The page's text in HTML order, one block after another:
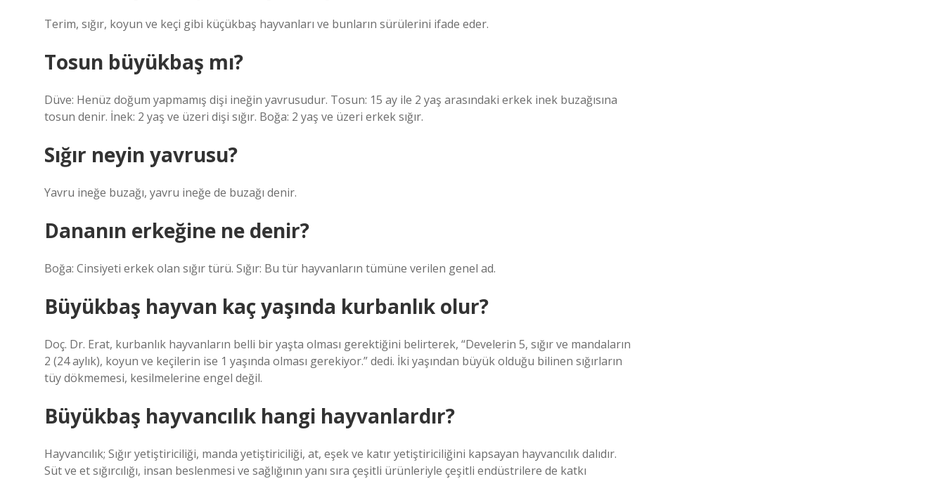
Terim, sığır, koyun ve keçi gibi küçükbaş hayvanları ve bunların sürülerini ifade eder.
Tosun büyükbaş mı?
Düve: Henüz doğum yapmamış dişi ineğin yavrusudur. Tosun: 15 ay ile 2 yaş arasındaki erkek inek buzağısına
tosun denir. İnek: 2 yaş ve üzeri dişi sığır. Boğa: 2 yaş ve üzeri erkek sığır.
Sığır neyin yavrusu?
Yavru ineğe buzağı, yavru ineğe de buzağı denir.
Dananın erkeğine ne denir?
Boğa: Cinsiyeti erkek olan sığır türü. Sığır: Bu tür hayvanların tümüne verilen genel ad.
Büyükbaş hayvan kaç yaşında kurbanlık olur?
Doç. Dr. Erat, kurbanlık hayvanların belli bir yaşta olması gerektiğini belirterek, “Develerin 5, sığır ve mandaların
2 (24 aylık), koyun ve keçilerin ise 1 yaşında olması gerekiyor.” dedi. İki yaşından büyük olduğu bilinen sığırların
tüy dökmemesi, kesilmelerine engel değil.
Büyükbaş hayvancılık hangi hayvanlardır?
Hayvancılık; Sığır yetiştiriciliği, manda yetiştiriciliği, at, eşek ve katır yetiştiriciliğini kapsayan hayvancılık dalıdır.
Süt ve et sığırcılığı, insan beslenmesi ve sağlığının yanı sıra çeşitli ürünleriyle çeşitli endüstrilere de katkı